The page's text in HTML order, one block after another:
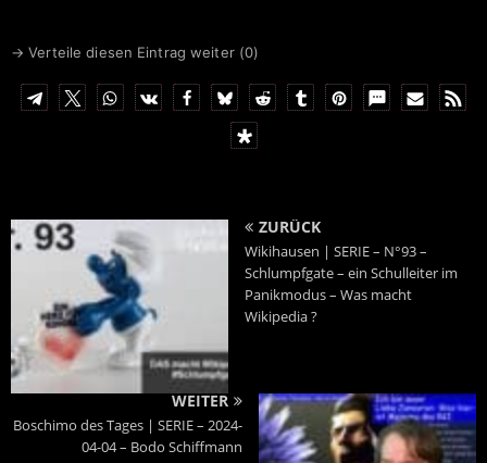
→ Verteile diesen Eintrag weiter (0)
ZURÜCK
Wikihausen | SERIE – N°93 –
Schlumpfgate – ein Schulleiter im
Panikmodus – Was macht
Wikipedia ?
WEITER
Boschimo des Tages | SERIE – 2024-
04-04 – Bodo Schiffmann